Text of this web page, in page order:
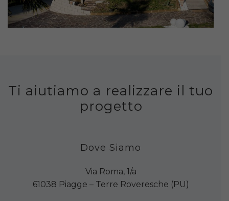
Ti aiutiamo a realizzare il tuo
progetto
Dove Siamo
Via Roma, 1/a
61038 Piagge – Terre Roveresche (PU)